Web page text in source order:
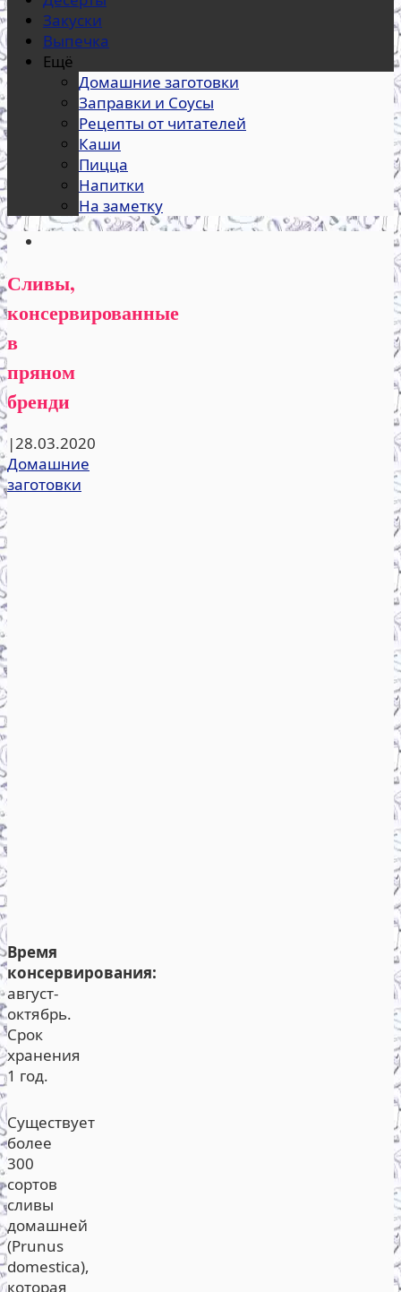
Закуски
Выпечка
Ещё
Домашние заготовки
Заправки и Соусы
Рецепты от читателей
Каши
Пицца
Напитки
На заметку
Сливы,
консервированные
в
пряном
бренди
|28.03.2020
Домашние
заготовки
Время
консервирования:
август-
октябрь.
Срок
хранения
1 год.
Существует
более
300
сортов
сливы
домашней
(Prunus
domestica),
которая